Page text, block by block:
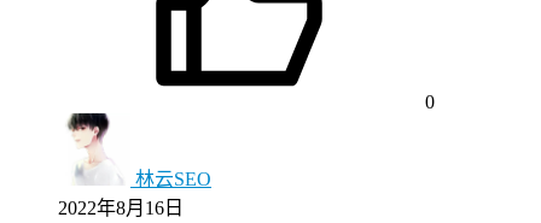
0
林云SEO
2022年8月16日